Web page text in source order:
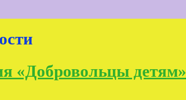
«Добровольцы детям»